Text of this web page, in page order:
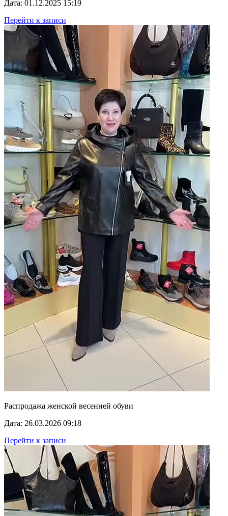
Дата: 01.12.2025 15:19
Перейти к записи
Распродажа женской весенней обуви
Дата: 26.03.2026 09:18
Перейти к записи